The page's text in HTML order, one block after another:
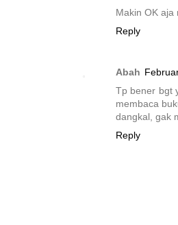
Makin OK aja
Reply
Abah
Tp bener bgt
membaca
dangkal, gak
Reply